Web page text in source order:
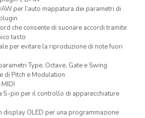
per l’auto mappatura dei parametri di
che consente di suonare accordi tramite
tasto
per evitare la riproduzione di note fuori
Type, Octave, Gate e Swing
di Pitch e Modulation
5-pin per il controllo di apparecchiature
display OLED per una programmazione